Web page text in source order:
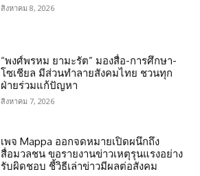
สิงหาคม 8, 2026
“พงศ์พรหม ยามะรัต” มองสื่อ-การศึกษา-
โซเชียล มีส่วนทำลายสังคมไทย ชวนทุก
ฝ่ายร่วมแก้ปัญหา
สิงหาคม 7, 2026
เพจ Mappa ออกจดหมายเปิดผนึกถึง
สื่อมวลชน ขอรายงานข่าวเหตุรุนแรงอย่าง
รับผิดชอบ ชี้วิธีเล่าข่าวมีผลต่อสังคม